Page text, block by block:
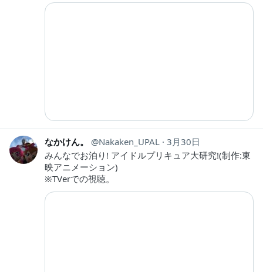
なかけん。 Nakaken_UPAL
3月30日
みんなでお泊り! アイドルプリキュア大研究!(制作:東
映アニメーション)
※TVerでの視聴。